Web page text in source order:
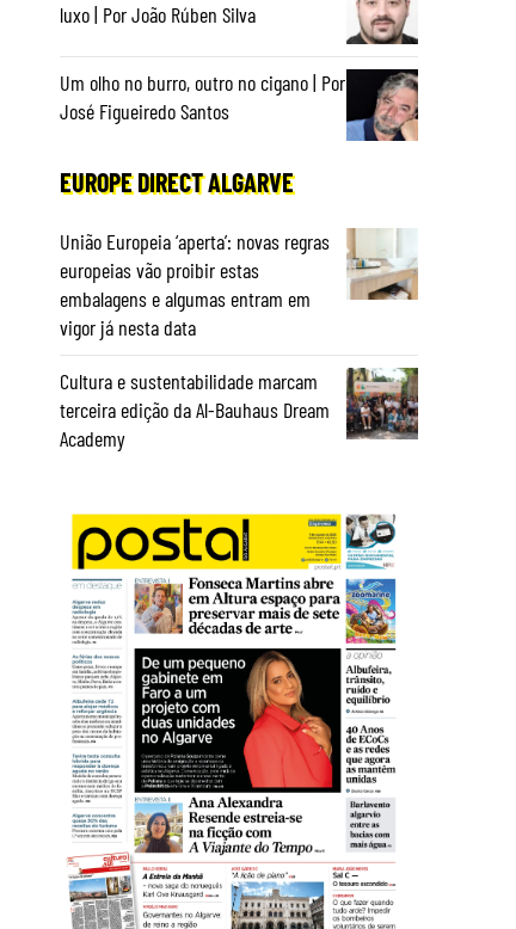
luxo | Por João Rúben Silva
Um olho no burro, outro no cigano | Por
José Figueiredo Santos
EUROPE DIRECT ALGARVE
União Europeia ‘aperta’: novas regras
europeias vão proibir estas
embalagens e algumas entram em
vigor já nesta data
Cultura e sustentabilidade marcam
terceira edição da Al-Bauhaus Dream
Academy